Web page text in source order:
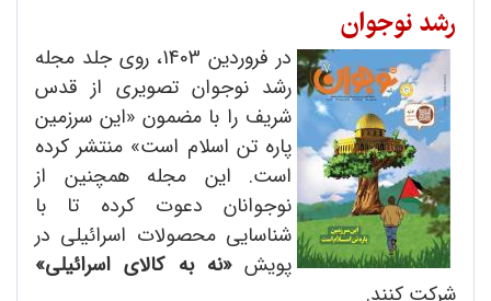
رشد نوجوان
در فروردین 1403، روی جلد مجله
رشد نوجوان تصویری از قدس
شریف را با مضمون «این سرزمین
پاره تن اسلام است» منتشر کرده
است. این مجله همچنین از
نوجوانان دعوت کرده تا با
شناسایی محصولات اسرائیلی در
پویش«نه به کالای اسرائیلی»